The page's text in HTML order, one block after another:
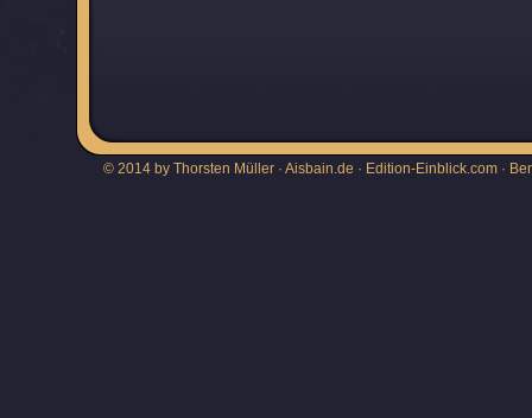
© 2014 by Thorsten Müller · Aisbain.de · Edition-Einblick.com ·